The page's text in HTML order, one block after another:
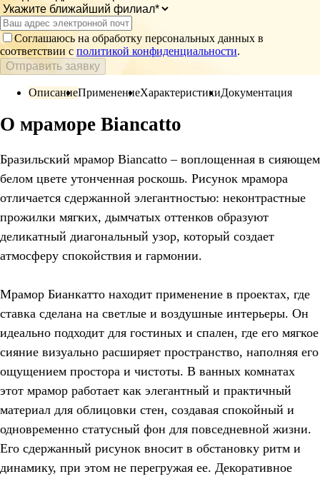
Соглашаюсь на обработку персональных данных в
соответствии с политикой конфиденциальности.
Отправить заявку
ОписаниеПрименениеХарактеристикиДокументация
О мраморе Biancatto
Бразильский мрамор Biancatto – воплощенная в сияющем
белом цвете утонченная роскошь. Рисунок мрамора
отличается сдержанной элегантностью: неконтрастные
прожилки мягких, дымчатых оттенков образуют
деликатный диагональный узор, который создает
атмосферу спокойствия и гармонии.
Мрамор Бианкатто находит применение в проектах, где
ставка сделана на светлые и воздушные интерьеры. Он
идеально подходит для гостиных и спален, где его мягкое
сияние визуально расширяет пространство, наполняя его
ощущением простора и чистоты. В ванных комнатах
этот мрамор работает как элегантный и практичный
материал для облицовки стен, создавая спокойный и
одновременно статусный фон для повседневной жизни.
Его сдержанный рисунок вносит в обстановку ритм и
динамику, при этом не перегружая ее. Декоративное